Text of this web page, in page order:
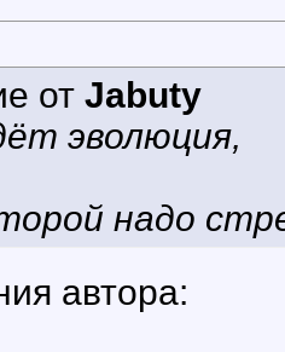
от Jabuty
эволюция,
надо
автора: